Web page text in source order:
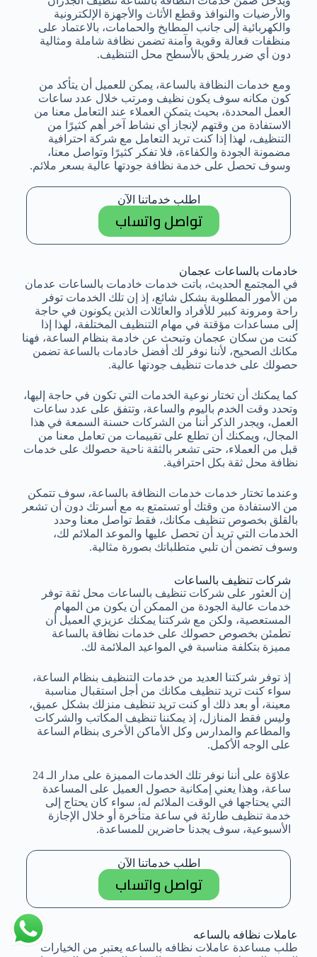
والأرضيات والنوافذ وقطع الأثاث والأجهزة الإلكترونية
والكهربائية إلى جانب المطابخ والحمامات، بالاعتماد على
منظفات فعالة وقوية وآمنة تضمن نظافة شاملة ومثالية
دون أي ضرر يلحق بالأسطح محل التنظيف.
ومع خدمات النظافة بالساعة، يمكن للعميل أن يتأكد من
كون مكانه سوف يكون نظيف ومرتب خلال عدد ساعات
العمل المحددة، بحيث يتمكن العملاء عند التعامل معنا من
الاستفادة من وقتهم لإنجاز أي نشاط آخر أهم كثيرًا من
التنظيف، لهذا إذا كنت تريد التعامل مع شركة احترافية
مضمونة الجودة والكفاءة، فلا تفكر كثيرًا وتواصل معنا،
وسوف تحصل على خدمة نظافة جودتها عالية بسعر ملائم.
اطلب خدماتنا الآن
تواصل واتساب
خادمات بالساعات عجمان
في المجتمع الحديث، باتت خدمات خادمات بالساعات عدمان
من الأمور المطلوبة بشكل شائع، إذ إن تلك الخدمات توفر
راحة ومرونة كبير للأفراد والعائلات الذين يكونون في حاجة
إلى مساعدات مؤقتة في مهام التنظيف المختلفة، لهذا إذا
كنت من سكان عجمان وتبحث عن خادمة بنظام الساعة، فهنا
مكانك الصحيح، لأننا نوفر لك أفضل خادمات بالساعة تضمن
حصولك على خدمات تنظيف جودتها عالية.
كما يمكنك أن تختار نوعية الخدمات التي تكون في حاجة إليها،
وتحدد وقت الخدم باليوم والساعة، وتتفق على عدد ساعات
العمل، ويجدر الذكر أننا من الشركات حسنة السمعة في هذا
المجال، ويمكنك أن تطلع على تقييمات من تعامل معنا من
قبل من العملاء، حتى تشعر بالثقة ناحية حصولك على خدمات
نظافة محل ثقة بكل احترافية.
وعندما تختار خدمات خدمات النظافة بالساعة، سوف تتمكن
من الاستفادة من وقتك أو تستمتع به مع أسرتك دون أن تشعر
بالقلق بخصوص تنظيف مكانك، فقط تواصل معنا وحدد
الخدمات التي تريد أن تحصل عليها والموعد الملائم لك،
وسوف تضمن أن تلبي متطلباتك بصورة مثالية.
شركات تنظيف بالساعات
إن العثور على شركات تنظيف بالساعات محل ثقة توفر
خدمات عالية الجودة من الممكن أن يكون من المهام
المستعصية، ولكن مع شركتنا يمكنك عزيزي العميل أن
تطمئن بخصوص حصولك على خدمات نظافة بالساعة
مميزة بتكلفة مناسبة في المواعيد الملائمة لك.
إذ توفر شركتنا العديد من خدمات التنظيف بنظام الساعة،
سواء كنت تريد تنظيف مكانك من أجل استقبال مناسبة
معينة، أو بعد ذلك أو كنت تريد تنظيف منزلك بشكل عميق،
وليس فقط المنازل، إذ يمكننا تنظيف المكاتب والشركات
والمطاعم والمدارس وكل الأماكن الأخرى بنظام الساعة
على الوجه الأكمل.
علاوًة على أننا نوفر تلك الخدمات المميزة على مدار الـ 24
ساعة، وهذا يعني إمكانية حصول العميل على المساعدة
التي يحتاجها في الوقت الملائم له، سواء كان يحتاج إلى
خدمة تنظيف طارئة في ساعة متأخرة أو خلال الإجازة
الأسبوعية، سوف يجدنا حاضرين للمساعدة.
اطلب خدماتنا الآن
تواصل واتساب
عاملات نظافه بالساعه
طلب مساعدة عاملات نظافه بالساعه يعتبر من الخيارات